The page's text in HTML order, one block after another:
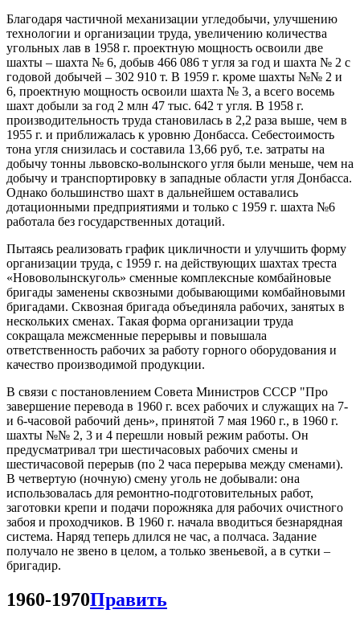
Благодаря частичной механизации угледобычи, улучшению
технологии и организации труда, увеличению количества
угольных лав в 1958 г. проектную мощность освоили две
шахты – шахта № 6, добыв 466 086 т угля за год и шахта № 2 с
годовой добычей – 302 910 т. В 1959 г. кроме шахты №№ 2 и
6, проектную мощность освоили шахта № 3, а всего восемь
шахт добыли за год 2 млн 47 тыс. 642 т угля. В 1958 г.
производительность труда становилась в 2,2 раза выше, чем в
1955 г. и приближалась к уровню Донбасса. Себестоимость
тона угля снизилась и составила 13,66 руб, т.е. затраты на
добычу тонны львовско-волынского угля были меньше, чем на
добычу и транспортировку в западные области угля Донбасса.
Однако большинство шахт в дальнейшем оставались
дотационными предприятиями и только с 1959 г. шахта №6
работала без государственных дотаций.
Пытаясь реализовать график цикличности и улучшить форму
организации труда, с 1959 г. на действующих шахтах треста
«Нововолынскуголь» сменные комплексные комбайновые
бригады заменены сквозными добывающими комбайновыми
бригадами. Сквозная бригада объединяла рабочих, занятых в
нескольких сменах. Такая форма организации труда
сокращала межсменные перерывы и повышала
ответственность рабочих за работу горного оборудования и
качество производимой продукции.
В связи с постановлением Совета Министров СССР "Про
завершение перевода в 1960 г. всех рабочих и служащих на 7-
и 6-часовой рабочий день», принятой 7 мая 1960 г., в 1960 г.
шахты №№ 2, 3 и 4 перешли новый режим работы. Он
предусматривал три шестичасовых рабочих смены и
шестичасовой перерыв (по 2 часа перерыва между сменами).
В четвертую (ночную) смену уголь не добывали: она
использовалась для ремонтно-подготовительных работ,
заготовки крепи и подачи порожняка для рабочих очистного
забоя и проходчиков. В 1960 г. начала вводиться безнарядная
система. Наряд теперь длился не час, а полчаса. Задание
получало не звено в целом, а только звеньевой, а в сутки –
бригадир.
1960-1970Править